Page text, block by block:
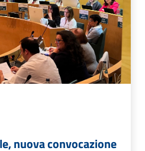
nuova convocazione